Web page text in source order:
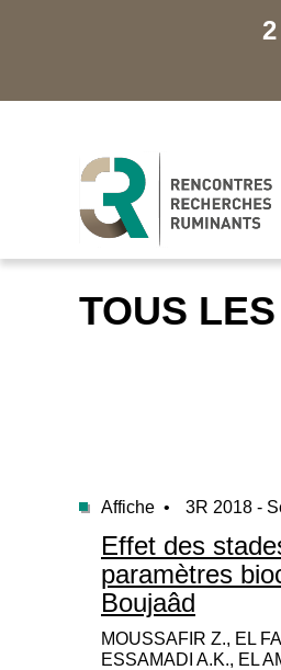
TOUS
Affiche • 3R 2018 -
Effet des
paramètres
Boujaâd
MOUSSAFIR Z., EL
ESSAMADI A.K., EL